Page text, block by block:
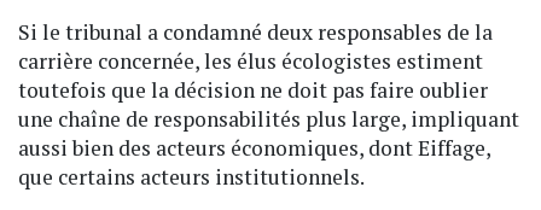
Si le tribunal a condamné deux responsables de la
carrière concernée, les élus écologistes estiment
toutefois que la décision ne doit pas faire oublier
une chaîne de responsabilités plus large, impliquant
aussi bien des acteurs économiques, dont Eiffage,
que certains acteurs institutionnels.